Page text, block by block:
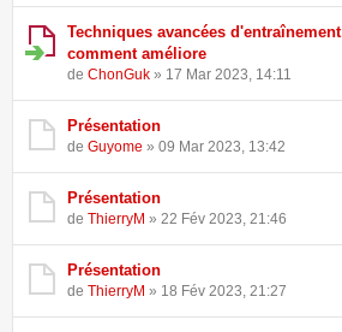
Techniques avancées
comment améliore
de ChonGuk » 17 Mar 2023, 14:11
Présentation
de Guyome » 09 Mar 2023, 13:42
Présentation
de ThierryM » 22 Fév 2023, 21:46
Présentation
de ThierryM » 18 Fév 2023, 21:27